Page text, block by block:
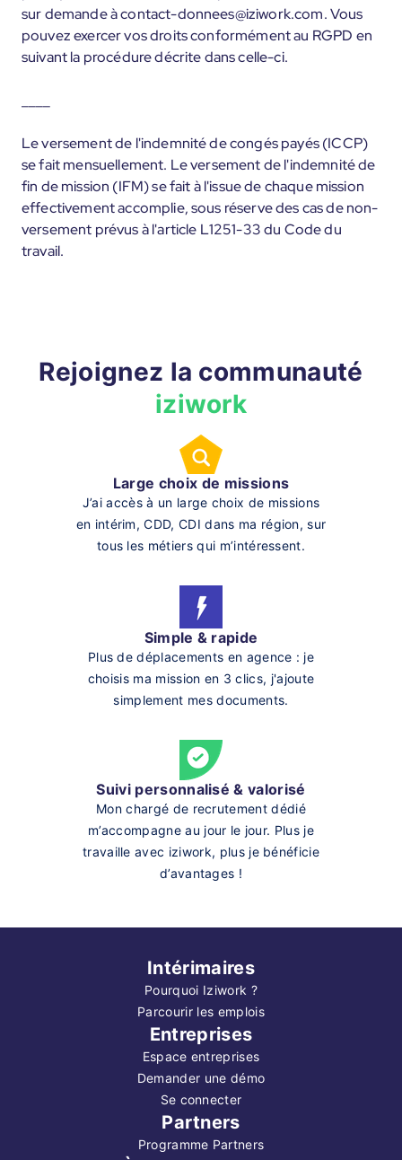
sur demande à contact-donnees@iziwork.com. Vous
pouvez exercer vos droits conformément au RGPD en
suivant la procédure décrite dans celle-ci.
Le versement de l'indemnité de congés payés (ICCP)
se fait mensuellement. Le versement de l'indemnité de
fin de mission (IFM) se fait à l'issue de chaque mission
effectivement accomplie, sous réserve des cas de non-
versement prévus à l'article L1251-33 du Code du
travail.
Rejoignez la communauté
iziwork
Large choix de missions
J’ai accès à un large choix de missions
en intérim, CDD, CDI dans ma région, sur
tous les métiers qui m’intéressent.
Simple & rapide
Plus de déplacements en agence : je
choisis ma mission en 3 clics, j'ajoute
simplement mes documents.
Suivi personnalisé & valorisé
Mon chargé de recrutement dédié
m’accompagne au jour le jour. Plus je
travaille avec iziwork, plus je bénéficie
d’avantages !
Intérimaires
Pourquoi Iziwork ?
Parcourir les emplois
Entreprises
Espace entreprises
Demander une démo
Se connecter
Partners
Programme Partners